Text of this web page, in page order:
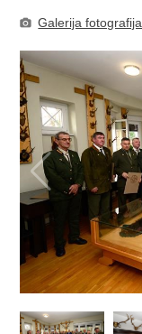
Galerija fotografija